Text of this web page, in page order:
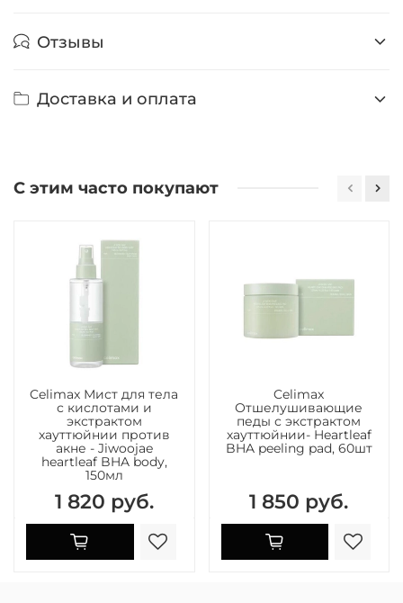
Отзывы
Доставка и оплата
С этим часто покупают
Celimax Мист для тела
с кислотами и
экстрактом
хауттюйнии против
акне - Jiwoojae
heartleaf BHA body,
150мл
1 820 руб.
Celimax
Отшелушивающие
педы с экстрактом
хауттюйнии- Heartleaf
BHA peeling pad, 60шт
1 850 руб.